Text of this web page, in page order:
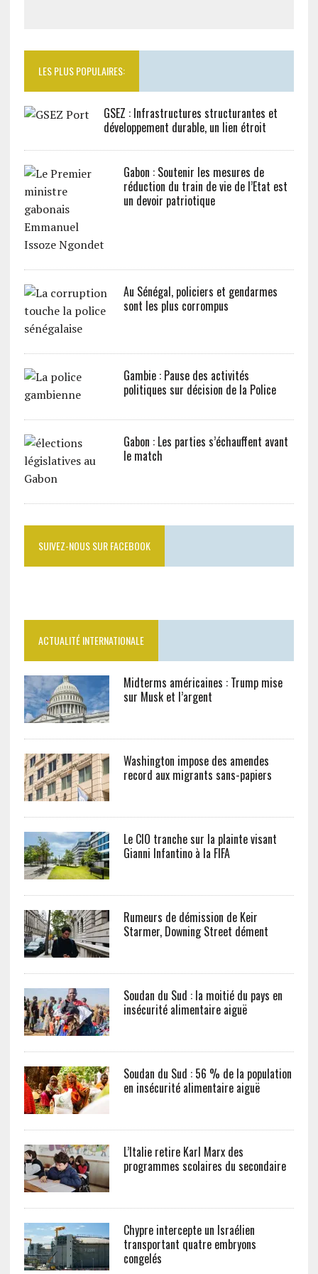
LES PLUS POPULAIRES:
GSEZ : Infrastructures structurantes et
développement durable, un lien étroit
Gabon : Soutenir les mesures de
réduction du train de vie de l’Etat est
un devoir patriotique
Au Sénégal, policiers et gendarmes
sont les plus corrompus
Gambie : Pause des activités
politiques sur décision de la Police
Gabon : Les parties s’échauffent avant
le match
SUIVEZ-NOUS SUR FACEBOOK
ACTUALITÉ INTERNATIONALE
Midterms américaines : Trump mise
sur Musk et l’argent
Washington impose des amendes
record aux migrants sans-papiers
Le CIO tranche sur la plainte visant
Gianni Infantino à la FIFA
Rumeurs de démission de Keir
Starmer, Downing Street dément
Soudan du Sud : la moitié du pays en
insécurité alimentaire aiguë
Soudan du Sud : 56 % de la population
en insécurité alimentaire aiguë
L’Italie retire Karl Marx des
programmes scolaires du secondaire
Chypre intercepte un Israélien
transportant quatre embryons
congelés